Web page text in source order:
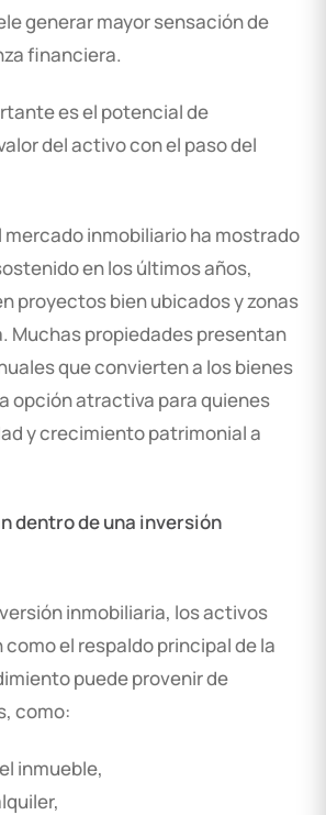
generar mayor sensación de
financiera.
es el potencial de
del activo con el paso del
mercado inmobiliario ha mostrado
en los últimos años,
proyectos bien ubicados y zonas
Muchas propiedades presentan
que convierten a los bienes
opción atractiva para quienes
y crecimiento patrimonial a
dentro de una inversión
inmobiliaria, los activos
el respaldo principal de la
puede provenir de
como:
inmueble,